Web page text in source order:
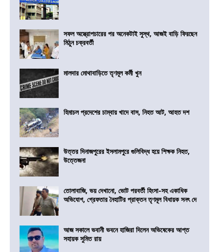
সফল অস্ত্রোপচারের পর অনেকটাই সুস্থ, আজই বাড়ি ফিরছেন
মিঠুন চক্রবর্তী
মালদার মোথাবাড়িতে তৃণমূল কর্মী খুন
হিমাচল প্রদেশের চাম্বায় খাদে বাস, নিহত আট, আহত দশ
উত্তর দিনাজপুরের ইসলামপুরে গুলিবিদ্ধ হয়ে শিক্ষক নিহত,
উত্তেজনা
তোলাবাজি, ভয় দেখানো, ভোট পরবর্তী হিংসা-সহ একাধিক
অভিযোগ, গ্রেফতার নৈহাটির প্রাক্তন তৃণমূল বিধায়ক সনৎ দে
আজ সকালে ভবানী ভবনে হাজিরা দিলেন অভিষেকের আপ্ত
সহায়ক সুমিত রায়